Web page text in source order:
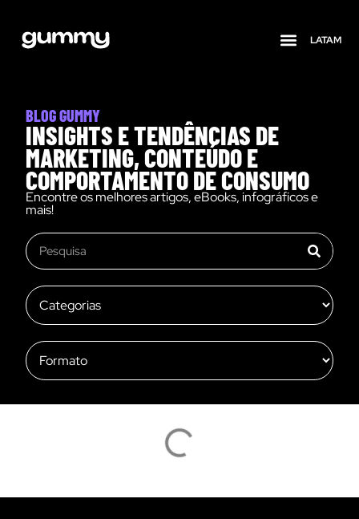
LATAM
BLOG GUMMY
INSIGHTS E TENDÊNCIAS DE
MARKETING, CONTEÚDO E
COMPORTAMENTO DE CONSUMO
Encontre os melhores artigos, eBooks, infográficos e
mais!